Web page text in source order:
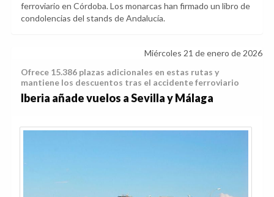
ferroviario en Córdoba. Los monarcas han firmado un libro de
condolencias del stands de Andalucía.
Miércoles 21 de enero de 2026
Ofrece 15.386 plazas adicionales en estas rutas y
mantiene los descuentos tras el accidente ferroviario
Iberia añade vuelos a Sevilla y Málaga